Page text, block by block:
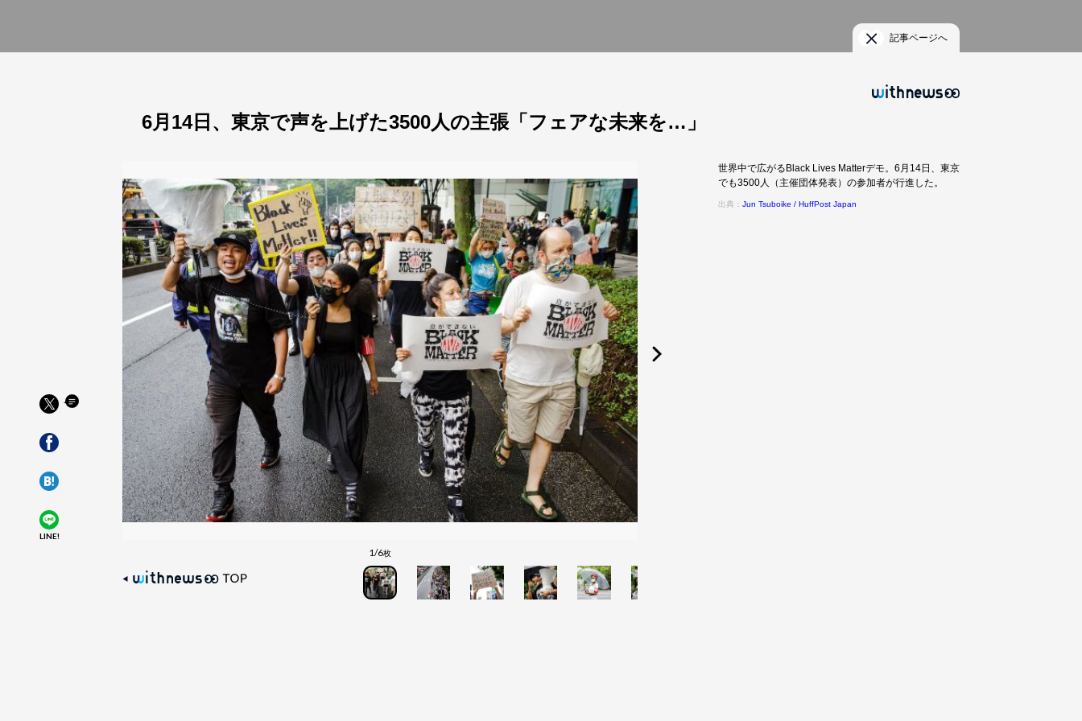
LINE!
記事ページへ
6月14日、東京で声を上げた3500人の主張「フェアな未来を…」
1/6枚
世界中で広がるBlack Lives Matterデモ。6月14日、東京
でも3500人（主催団体発表）の参加者が行進した。
出典： Jun Tsuboike / HuffPost Japan